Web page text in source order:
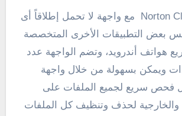
يأتى تطبيق Norton Clean مع واجهة لا تحمل إطلاقاً أى
بعض التطبيقات الأخرى المتخصصة
هواتف أندرويد، وتضم الواجهة عدد
ويمكن بسهولة من خلال واجهة
فحص سريع لجميع الملفات على
والخارجية لحذف وتنظيف كل الملفات